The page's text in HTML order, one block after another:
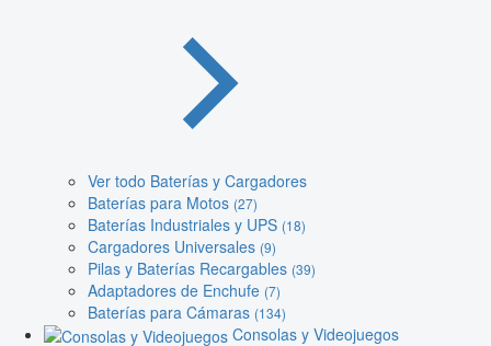
Ver todo Baterías y Cargadores
Baterías para Motos (27)
Baterías Industriales y UPS (18)
Cargadores Universales (9)
Pilas y Baterías Recargables (39)
Adaptadores de Enchufe (7)
Baterías para Cámaras (134)
Consolas y Videojuegos